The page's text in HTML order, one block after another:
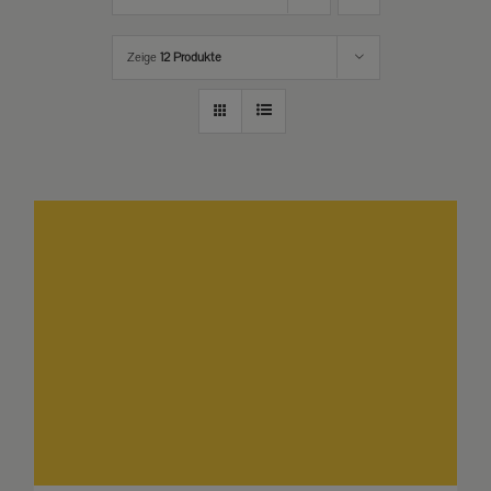
Zeige 12 Produkte